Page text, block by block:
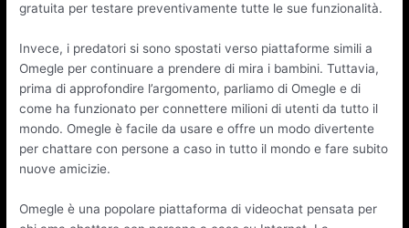
gratuita per testare preventivamente tutte le sue funzionalità.
Invece, i predatori si sono spostati verso piattaforme simili a
Omegle per continuare a prendere di mira i bambini. Tuttavia,
prima di approfondire l’argomento, parliamo di Omegle e di
come ha funzionato per connettere milioni di utenti da tutto il
mondo. Omegle è facile da usare e offre un modo divertente
per chattare con persone a caso in tutto il mondo e fare subito
nuove amicizie.
Omegle è una popolare piattaforma di videochat pensata per